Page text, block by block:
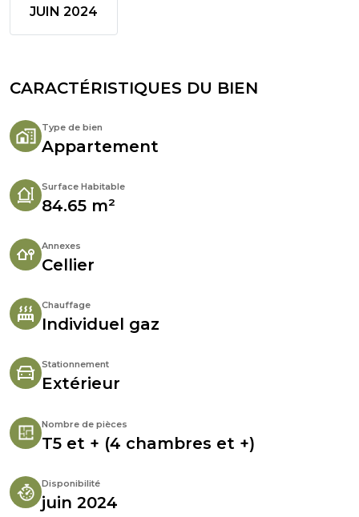
JUIN 2024
CARACTÉRISTIQUES DU BIEN
Type de bien
Appartement
Surface Habitable
84.65 m²
Annexes
Cellier
Chauffage
Individuel gaz
Stationnement
Extérieur
Nombre de pièces
T5 et + (4 chambres et +)
Disponibilité
juin 2024